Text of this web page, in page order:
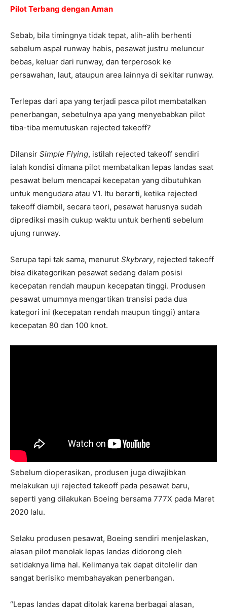
Pilot Terbang dengan Aman
Sebab, bila timingnya tidak tepat, alih-alih berhenti
sebelum aspal runway habis, pesawat justru meluncur
bebas, keluar dari runway, dan terperosok ke
persawahan, laut, ataupun area lainnya di sekitar runway.
Terlepas dari apa yang terjadi pasca pilot membatalkan
penerbangan, sebetulnya apa yang menyebabkan pilot
tiba-tiba memutuskan rejected takeoff?
Dilansir Simple Flying, istilah rejected takeoff sendiri
ialah kondisi dimana pilot membatalkan lepas landas saat
pesawat belum mencapai kecepatan yang dibutuhkan
untuk mengudara atau V1. Itu berarti, ketika rejected
takeoff diambil, secara teori, pesawat harusnya sudah
diprediksi masih cukup waktu untuk berhenti sebelum
ujung runway.
Serupa tapi tak sama, menurut Skybrary, rejected takeoff
bisa dikategorikan pesawat sedang dalam posisi
kecepatan rendah maupun kecepatan tinggi. Produsen
pesawat umumnya mengartikan transisi pada dua
kategori ini (kecepatan rendah maupun tinggi) antara
kecepatan 80 dan 100 knot.
Sebelum dioperasikan, produsen juga diwajibkan
melakukan uji rejected takeoff pada pesawat baru,
seperti yang dilakukan Boeing bersama 777X pada Maret
2020 lalu.
Selaku produsen pesawat, Boeing sendiri menjelaskan,
alasan pilot menolak lepas landas didorong oleh
setidaknya lima hal. Kelimanya tak dapat ditolelir dan
sangat berisiko membahayakan penerbangan.
“Lepas landas dapat ditolak karena berbagai alasan,